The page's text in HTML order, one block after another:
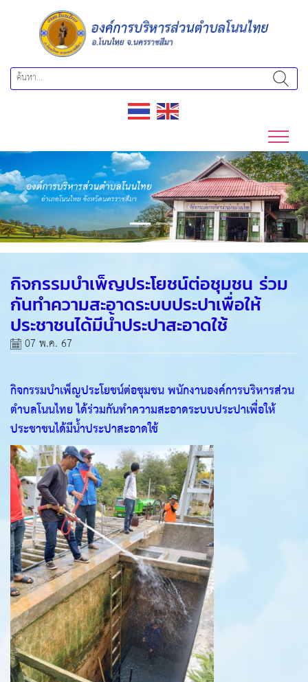
Previous Next
กิจกรรมบำเพ็ญประโยชน์ต่อชุมชน ร่วม
กันทำความสะอาดระบบประปาเพื่อให้
ประชาชนได้มีน้ำประปาสะอาดใช้
07 พ.ค. 67
กิจกรรมบำเพ็ญประโยชน์ต่อชุมชน พนักงานองค์การบริหารส่วน
ตำบลโนนไทย ได้ร่วมกันทำความสะอาดระบบประปาเพื่อให้
ประชาชนได้มีน้ำประปาสะอาดใช้